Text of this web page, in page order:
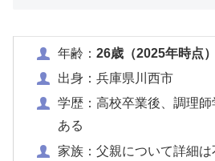
年齢： 26歳（2025年時点）
出身：兵庫県川西市
学歴：高校卒業後、調理
ある
家族：父親について詳細は